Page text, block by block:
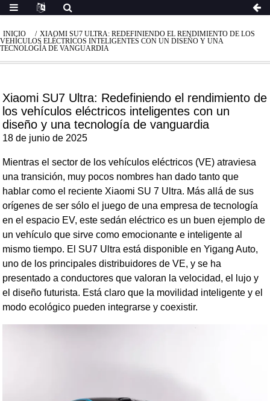
INICIO
XIAOMI SU7 ULTRA: REDEFINIENDO EL RENDIMIENTO DE LOS
VEHÍCULOS ELÉCTRICOS INTELIGENTES CON UN DISEÑO Y UNA
TECNOLOGÍA DE VANGUARDIA
Xiaomi SU7 Ultra: Redefiniendo el rendimiento de
los vehículos eléctricos inteligentes con un
diseño y una tecnología de vanguardia
18 de junio de 2025
Mientras el sector de los vehículos eléctricos (VE) atraviesa
una transición, muy pocos nombres han dado tanto que
hablar como el reciente Xiaomi SU 7 Ultra. Más allá de sus
orígenes de ser sólo el juego de una empresa de tecnología
en el espacio EV, este sedán eléctrico es un buen ejemplo de
un vehículo que sirve como emocionante e inteligente al
mismo tiempo. El SU7 Ultra está disponible en Yigang Auto,
uno de los principales distribuidores de VE, y se ha
presentado a conductores que valoran la velocidad, el lujo y
el diseño futurista. Está claro que la movilidad inteligente y el
modo ecológico pueden integrarse y coexistir.